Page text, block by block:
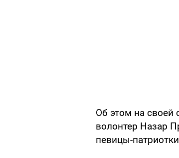
Об этом на своей
волонтер Назар
певицы-